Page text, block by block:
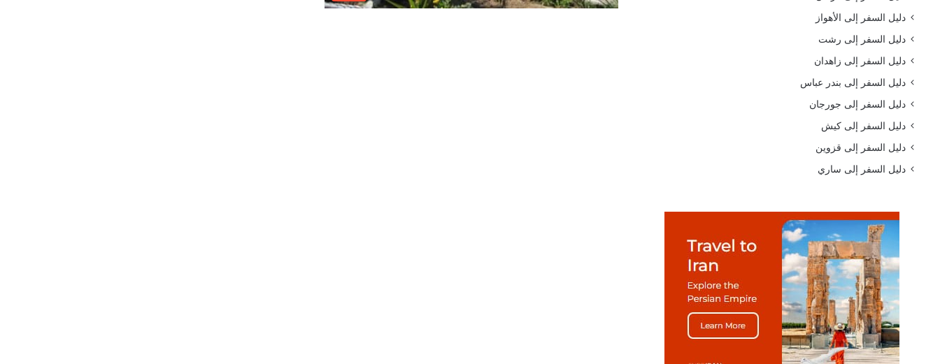
دليل السفر إلى الأهواز
دليل السفر إلى رشت
دليل السفر إلى زاهدان
دليل السفر إلى بندر عباس
دليل السفر إلى جورجان
دليل السفر إلى كيش
دليل السفر إلى قزوين
دليل السفر إلى ساري